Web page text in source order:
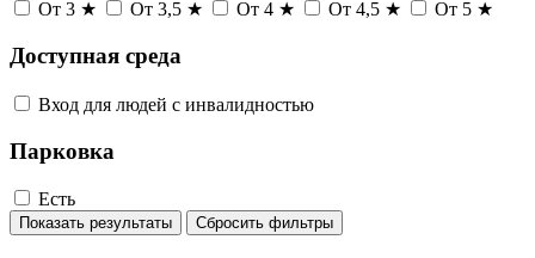
От 3 ★ От 3,5 ★ От 4 ★ От 4,5 ★ От 5 ★
Доступная среда
Вход для людей с инвалидностью
Парковка
Есть
Показать результаты Сбросить фильтры